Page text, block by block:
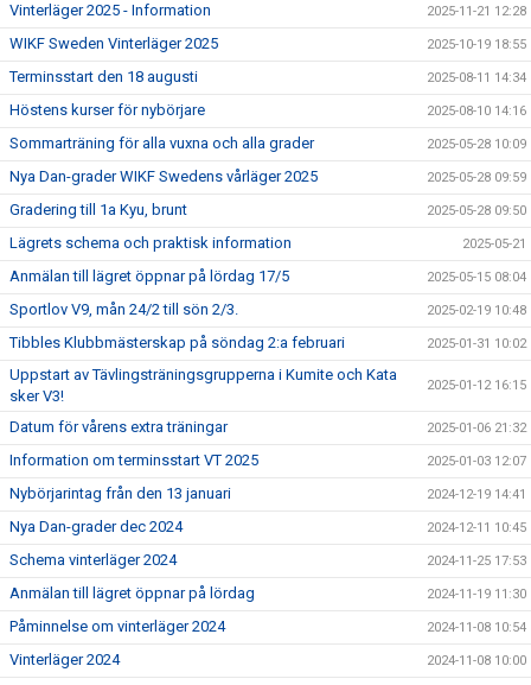
Vinterläger 2025 - Information 2025-11-21 12:28
WIKF Sweden Vinterläger 2025 2025-10-19 18:55
Terminsstart den 18 augusti 2025-08-11 14:34
Höstens kurser för nybörjare 2025-08-10 14:16
Sommarträning för alla vuxna och alla grader 2025-05-28 10:09
Nya Dan-grader WIKF Swedens vårläger 2025 2025-05-28 09:59
Gradering till 1a Kyu, brunt 2025-05-28 09:50
Lägrets schema och praktisk information 2025-05-21
Anmälan till lägret öppnar på lördag 17/5 2025-05-15 08:04
Sportlov V9, mån 24/2 till sön 2/3. 2025-02-19 10:48
Tibbles Klubbmästerskap på söndag 2:a februari 2025-01-31 10:02
Uppstart av Tävlingsträningsgrupperna i Kumite och Kata
sker V3!
2025-01-12 16:15
Datum för vårens extra träningar 2025-01-06 21:32
Information om terminsstart VT 2025 2025-01-03 12:07
Nybörjarintag från den 13 januari 2024-12-19 14:41
Nya Dan-grader dec 2024 2024-12-11 10:45
Schema vinterläger 2024 2024-11-25 17:53
Anmälan till lägret öppnar på lördag 2024-11-19 11:30
Påminnelse om vinterläger 2024 2024-11-08 10:54
Vinterläger 2024 2024-11-08 10:00